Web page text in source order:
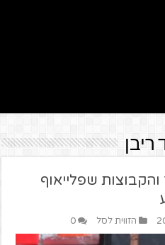
שפלייאוף
הזווית לסל 0